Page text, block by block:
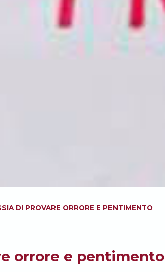
DI PROVARE ORRORE E PENTIMENTO
orrore e pentimento